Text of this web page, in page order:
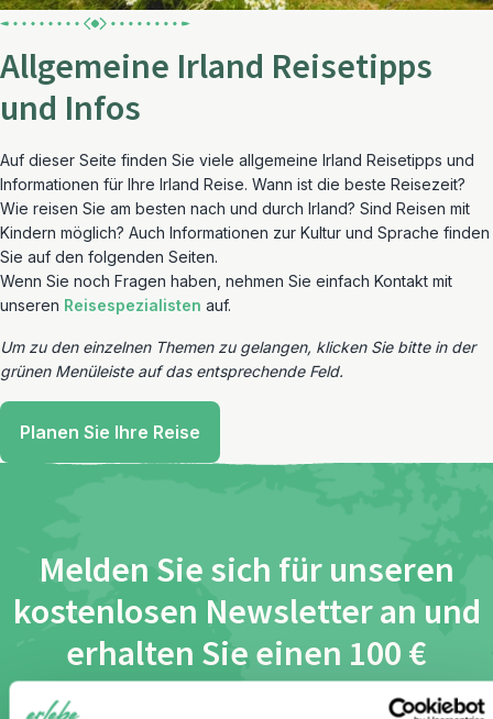
Allgemeine Irland Reisetipps
und Infos
Auf dieser Seite finden Sie viele allgemeine Irland Reisetipps und
Informationen für Ihre Irland Reise. Wann ist die beste Reisezeit?
Wie reisen Sie am besten nach und durch Irland? Sind Reisen mit
Kindern möglich? Auch Informationen zur Kultur und Sprache finden
Sie auf den folgenden Seiten.
Wenn Sie noch Fragen haben, nehmen Sie einfach Kontakt mit
unseren Reisespezialisten auf.
Um zu den einzelnen Themen zu gelangen, klicken Sie bitte in der
grünen Menüleiste auf das entsprechende Feld.
Planen Sie Ihre Reise
Melden Sie sich für unseren
kostenlosen Newsletter an und
erhalten Sie einen 100 €
Gutschein